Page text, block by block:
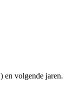
en volgende jaren.